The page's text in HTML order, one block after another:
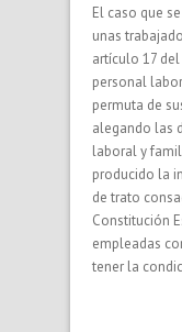
El caso que
unas
artículo 17
personal
permuta de
alegando las
laboral y
producido la
de trato
Constitución
empleadas
tener la